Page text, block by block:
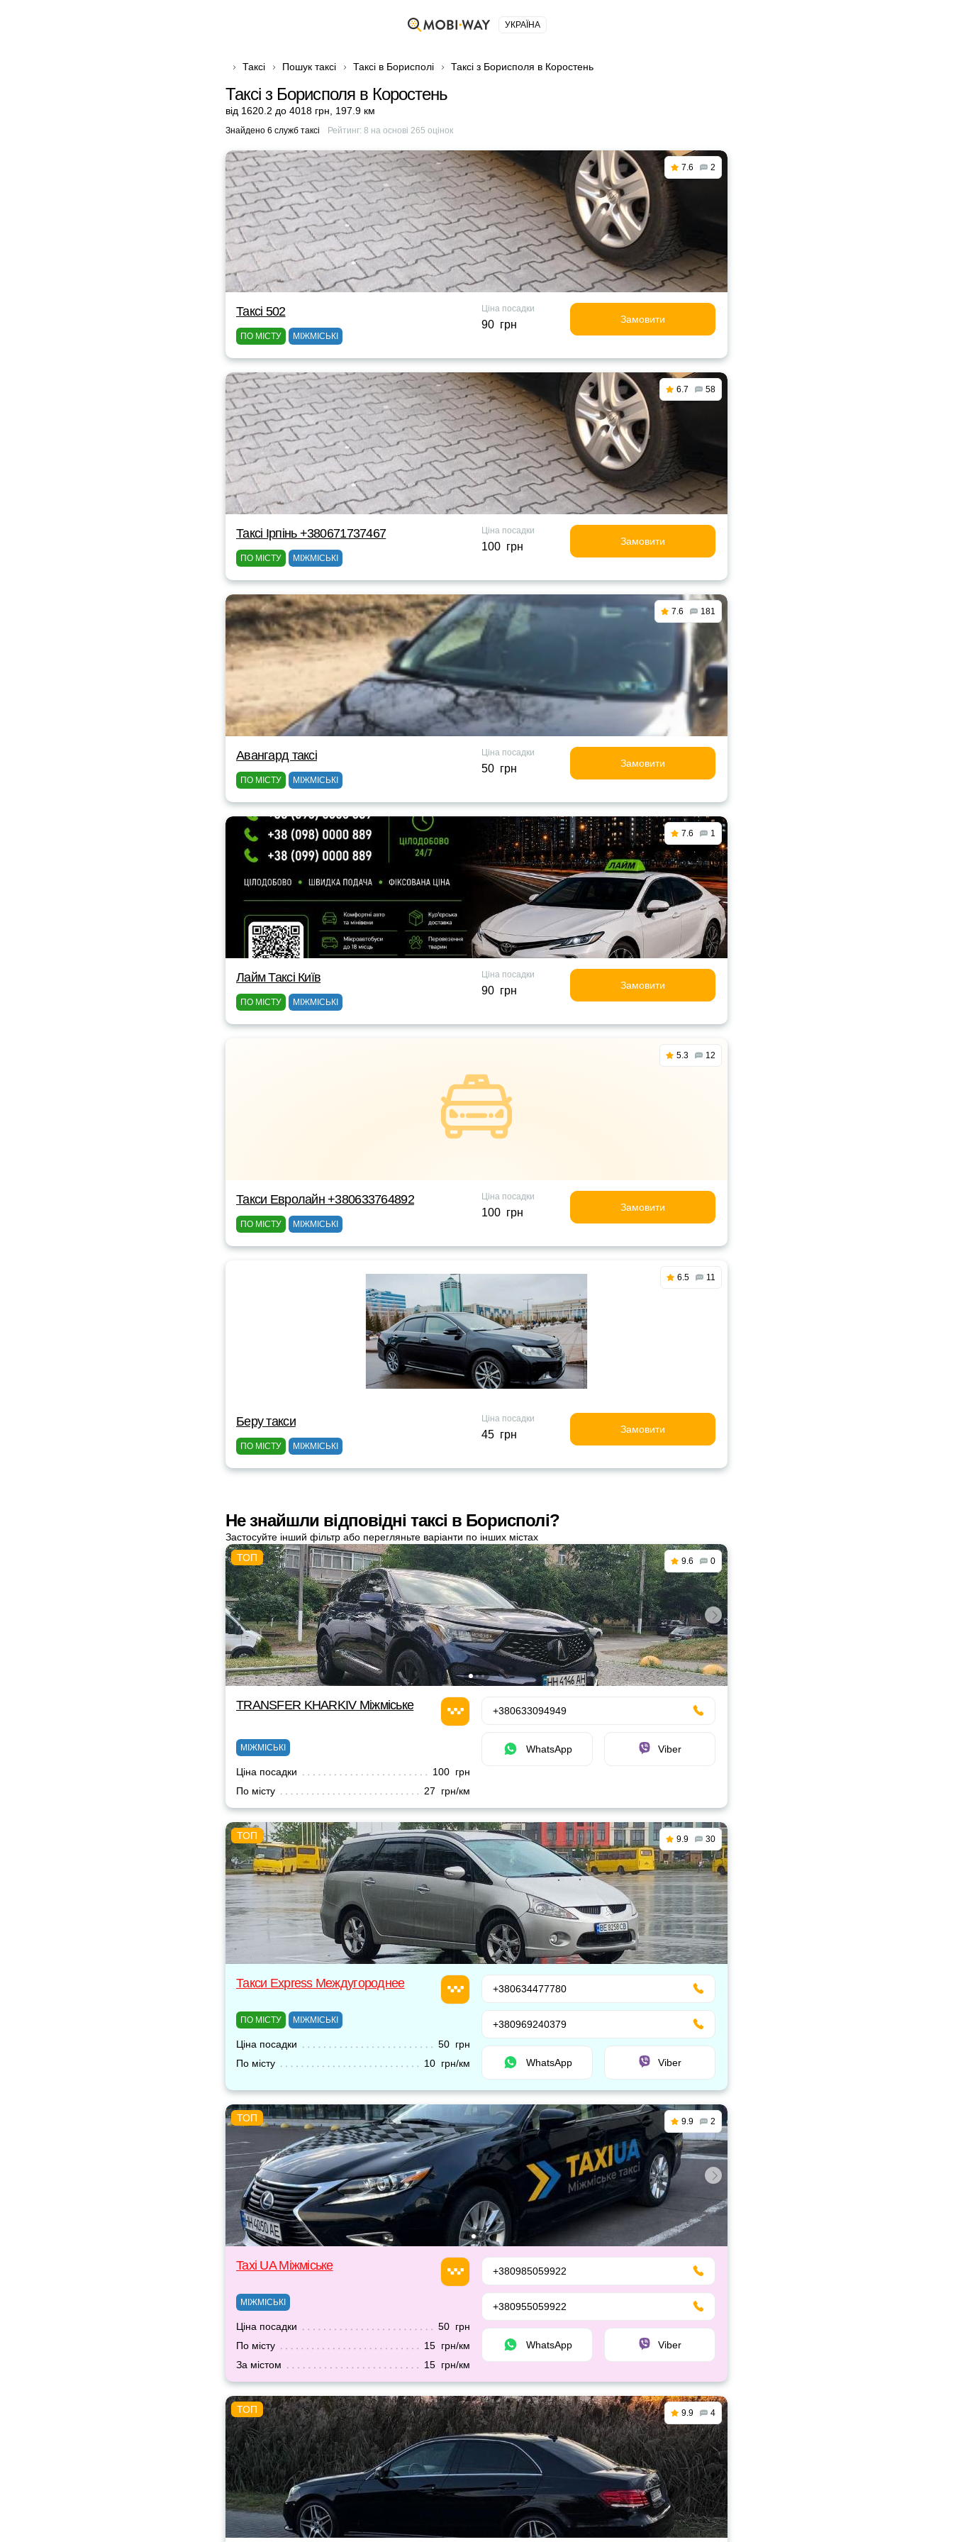
УКРАЇНА
Таксі Пошук таксі Таксі в Борисполі Таксі з Борисполя в Коростень
Таксі з Борисполя в Коростень
від 1620.2 до 4018 грн 197.9 км
Знайдено 6 служб таксі Рейтинг: 8 на основі 265 оцінок
7.6 2
Таксі 502
ПО МІСТУ МІЖМІСЬКІ
Ціна посадки
90 грн Замовити
6.7 58
Таксі Ірпінь +380671737467
ПО МІСТУ МІЖМІСЬКІ
Ціна посадки
100 грн Замовити
7.6 181
Авангард таксі
ПО МІСТУ МІЖМІСЬКІ
Ціна посадки
50 грн Замовити
7.6 1
Лайм Таксі Київ
ПО МІСТУ МІЖМІСЬКІ
Ціна посадки
90 грн Замовити
5.3 12
Такси Евролайн +380633764892
ПО МІСТУ МІЖМІСЬКІ
Ціна посадки
100 грн Замовити
6.5 11
Беру такси
ПО МІСТУ МІЖМІСЬКІ
Ціна посадки
45 грн Замовити
Не знайшли відповідні таксі в Борисполі?
Застосуйте інший фільтр або перегляньте варіанти по інших містах
9.6 0
TRANSFER KHARKIV Міжміське
МІЖМІСЬКІ
Ціна посадки
100 грн
По місту
27 грн/км
+380633094949
WhatsApp Viber
9.9 30
Такси Express Междугороднее
ПО МІСТУ МІЖМІСЬКІ
Ціна посадки
50 грн
По місту
10 грн/км
+380634477780
+380969240379
WhatsApp Viber
9.9 2
Taxi UA Міжміське
МІЖМІСЬКІ
Ціна посадки
50 грн
По місту
15 грн/км
За містом
15 грн/км
+380985059922
+380955059922
WhatsApp Viber
9.9 4